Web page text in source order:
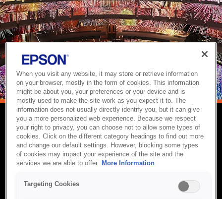
ПРОЕКТОРЫ ВЫСОКОЙ
ЯРКОСТИ
крупных площадок, которым требуется мощная и яркая
проекция в любых условиях освещения. Благодаря передовой
When you visit any website, it may store or retrieve information
on your browser, mostly in the form of cookies. This information
might be about you, your preferences or your device and is
mostly used to make the site work as you expect it to. The
information does not usually directly identify you, but it can give
you a more personalized web experience. Because we respect
your right to privacy, you can choose not to allow some types of
cookies. Click on the different category headings to find out more
and change our default settings. However, blocking some types
of cookies may impact your experience of the site and the
services we are able to offer.
More Information
Targeting Cookies